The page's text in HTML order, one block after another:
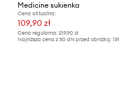
Medicine sukienka
Cena aktualna:
109,90 zł
Cena regularna:219,90 zł
Najniższa cena z 30 dni przed obniżką: